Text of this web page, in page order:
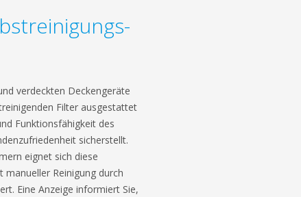
verdeckten Deckengeräte
Filter ausgestattet
Funktionsfähigkeit des
sicherstellt.
eignet sich diese
manueller Reinigung durch
Eine Anzeige informiert Sie,